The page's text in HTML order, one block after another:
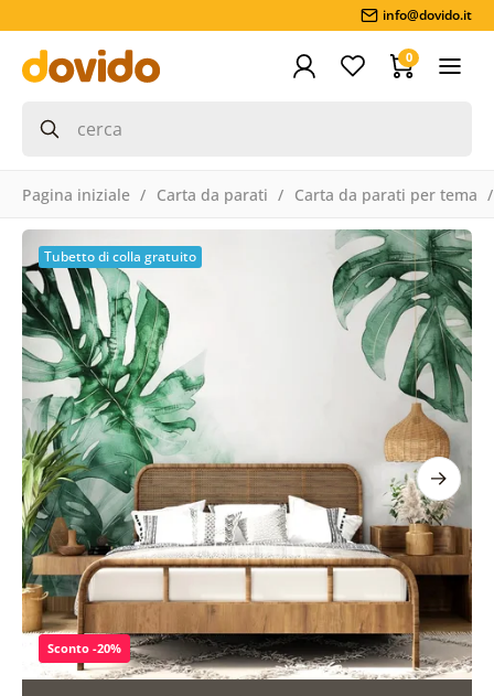
info@dovido.it
0
Pagina iniziale Carta da parati Carta da parati per tema
Sconto -20%
Tubetto di colla gratuito